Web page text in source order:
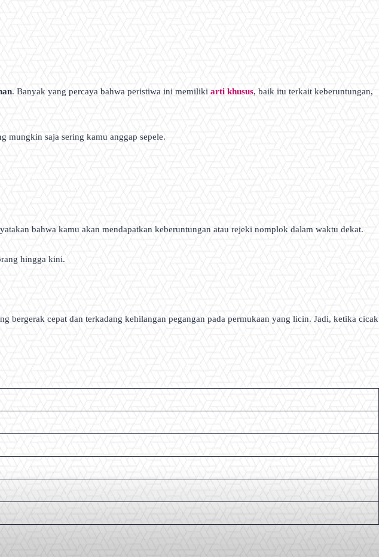
. Banyak yang percaya bahwa peristiwa ini memiliki arti khusus, baik itu terkait keberuntungan,
mungkin saja sering kamu anggap sepele.
bahwa kamu akan mendapatkan keberuntungan atau rejeki nomplok dalam waktu dekat.
hingga kini.
bergerak cepat dan terkadang kehilangan pegangan pada permukaan yang licin. Jadi, ketika cicak